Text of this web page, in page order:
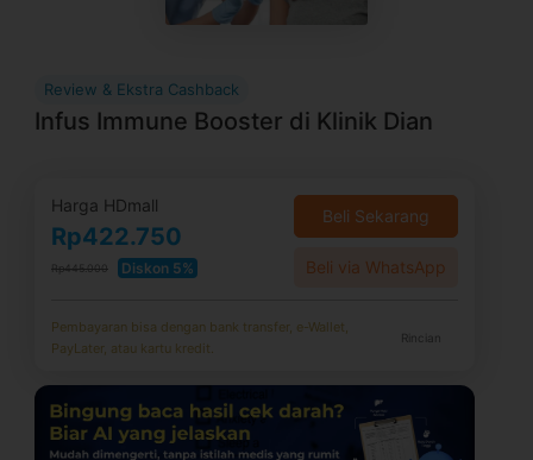
Review & Ekstra Cashback
Infus Immune Booster di Klinik Dian
Harga HDmall
Rp422.750
Rp445.000 Diskon 5%
Beli Sekarang
Beli via WhatsApp
Pembayaran bisa dengan bank transfer, e-Wallet,
PayLater, atau kartu kredit.
Rincian